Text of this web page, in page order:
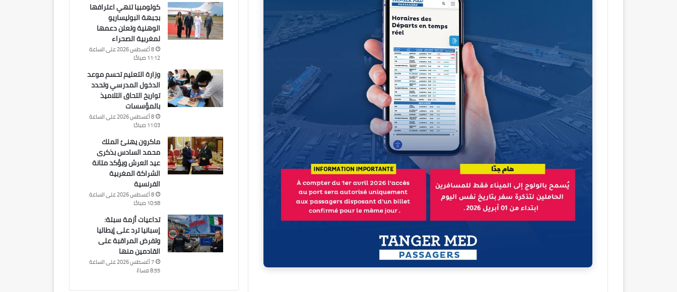
كولومبيا تنهي اعترافها
بجبهة البوليساريو
الوهنية وتعلن دعمها
لمغربية الصحراء
8 أغسطس 2026 على الساعة
11:12 صباحًا
وزارة التعليم تحسم موعد
الدخول المدرسي وتحدد
تواريخ التحاق التلاميذ
بالمؤسسات
8 أغسطس 2026 على الساعة
11:03 صباحًا
ماكرون يهنئ الملك
محمد السادس بذكرى
عيد العرش ويؤكد متانة
الشراكة المغربية
الفرنسية
8 أغسطس 2026 على الساعة
10:58 صباحًا
تداعيات أزمة سبتة:
إسبانيا ترد على إيطاليا
وتفرض المراقبة على
القادمين منها
7 أغسطس 2026 على الساعة
8:55 مساءً